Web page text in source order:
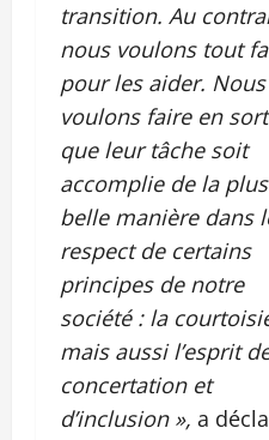
transition. Au
nous voulons tout
pour les aider. Nous
voulons faire en
que leur tâche soit
accomplie de la plus
belle manière dans
respect de certains
principes de notre
société : la
mais aussi l’esprit
concertation et
d’inclusion », a